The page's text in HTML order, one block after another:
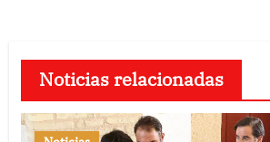
Noticias relacionadas